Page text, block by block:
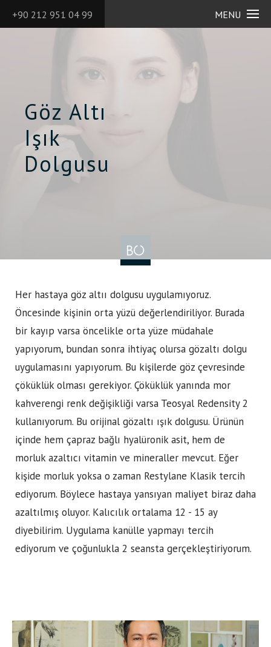
+90 212 951 04 99 MENU
Göz Altı
Işık
Dolgusu
Her hastaya göz altıı dolgusu uygulamıyoruz.
Öncesinde kişinin orta yüzü değerlendiriliyor. Burada
bir kayıp varsa öncelikle orta yüze müdahale
yapıyorum, bundan sonra ihtiyaç olursa gözaltı dolgu
uygulamasını yapıyorum. Bu kişilerde göz çevresinde
çöküklük olması gerekiyor. Çöküklük yanında mor
kahverengi renk değişikliği varsa Teosyal Redensity 2
kullanıyorum. Bu orijinal gözaltı ışık dolgusu. Ürünün
içinde hem çapraz bağlı hyalüronik asit, hem de
morluk azaltıcı vitamin ve mineraller mevcut. Eğer
kişide morluk yoksa o zaman Restylane Klasik tercih
ediyorum. Böylece hastaya yansıyan maliyet biraz daha
azaltılmış oluyor. Kalıcılık ortalama 12 - 15 ay
diyebilirim. Uygulama kanülle yapmayı tercih
ediyorum ve çoğunlukla 2 seansta gerçekleştiriyorum.